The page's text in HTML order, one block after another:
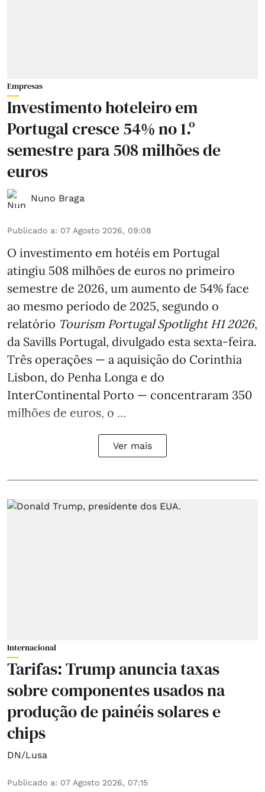
Empresas
Investimento hoteleiro em
Portugal cresce 54% no 1.º
semestre para 508 milhões de
euros
Nuno Braga
Publicado a: 07 Agosto 2026, 09:08
O investimento em hotéis em Portugal
atingiu 508 milhões de euros no primeiro
semestre de 2026, um aumento de 54% face
ao mesmo período de 2025, segundo o
relatório Tourism Portugal Spotlight H1 2026,
da Savills Portugal, divulgado esta sexta-feira.
Três operações — a aquisição do Corinthia
Lisbon, do Penha Longa e do
InterContinental Porto — concentraram 350
milhões de euros, o ...
Ver mais
Internacional
Tarifas: Trump anuncia taxas
sobre componentes usados na
produção de painéis solares e
chips
DN/Lusa
Publicado a: 07 Agosto 2026, 07:15